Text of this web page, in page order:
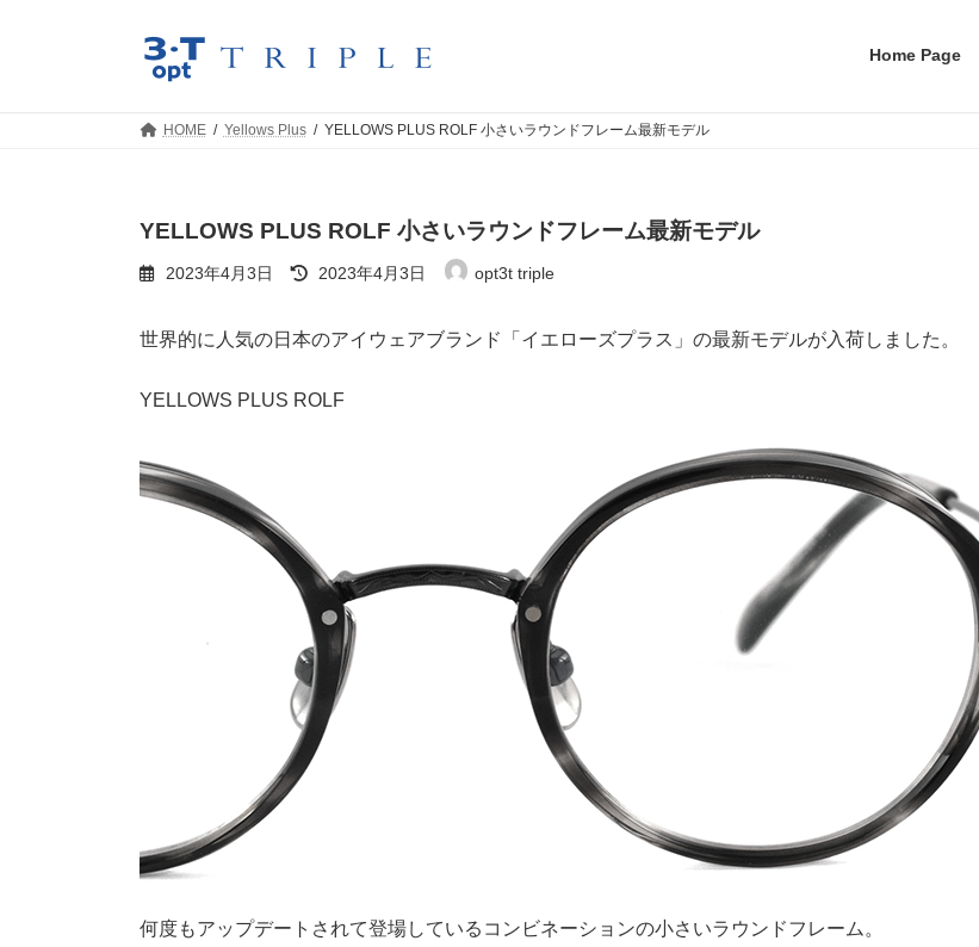
Home Page
HOME Yellows Plus YELLOWS PLUS ROLF 小さいラウンドフレーム最新モデル
YELLOWS PLUS ROLF 小さいラウンドフレーム最新モデル
2023年4月3日
最
終
新
日
:
2023年4月3日 opt3t triple
世界的に人気の日本のアイウェアブランド「イエローズプラス」の最新モデルが入荷しました。
YELLOWS PLUS ROLF
何度もアップデートされて登場しているコンビネーションの小さいラウンドフレーム。